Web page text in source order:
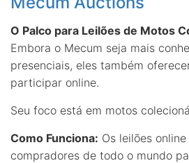
O Palco para Leilões de Motos
Embora o Mecum seja mais
presenciais, eles também
participar online.
Seu foco está em motos
Como Funciona: Os leilões
compradores de todo o mundo